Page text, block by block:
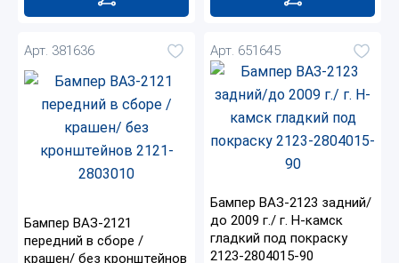
Арт. 381636
Бампер ВАЗ-2121
передний в сборе /
крашен/ без кронштейнов
Арт. 651645
Бампер ВАЗ-2123 задний/
до 2009 г./ г. Н-камск
гладкий под покраску
2123-2804015-90